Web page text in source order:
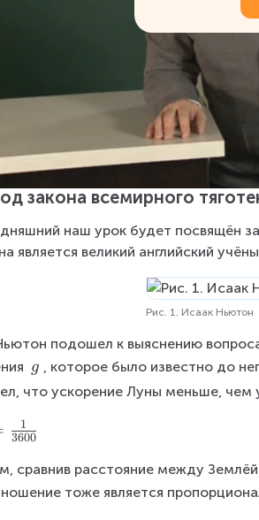
закона всемирного
наш урок будет посвящён
является великий английский
Рис. 1. Исаак Ньютон
подошел к выяснению
\
\
g , которое было известно до
что ускорение Луны меньше, чем
3600
1
сравнив расстояние между
тоже является